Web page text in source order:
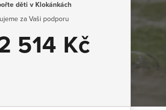
děti v Klokánkách
za Vaši podporu
514 Kč